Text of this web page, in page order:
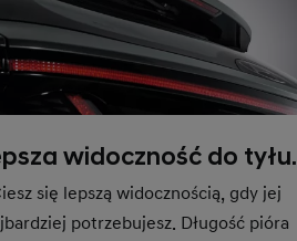
widoczność do tyłu.
się lepszą widocznością, gdy jej
potrzebujesz. Długość pióra